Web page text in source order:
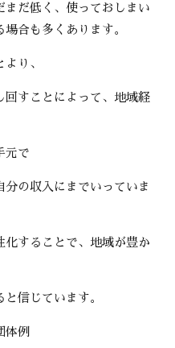
まだ低く、使っておしまい
合も多くあります。
り、
回すことによって、地域経
元で
の収入にまでいっていま
化することで、地域が豊か
信じています。
体例